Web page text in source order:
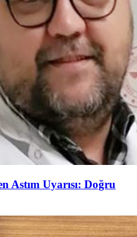
Astım Uyarısı: Doğru